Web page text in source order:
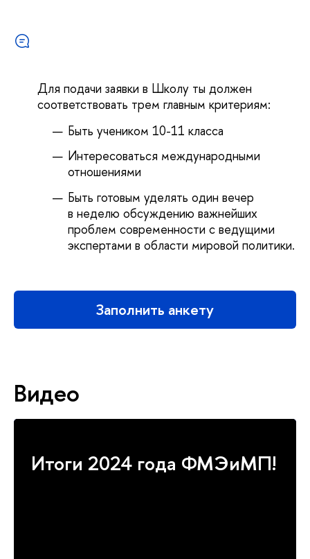
Для подачи заявки в Школу ты должен
соответствовать трем главным критериям:
Быть учеником 10-11 класса
Интересоваться международными
отношениями
Быть готовым уделять один вечер
в неделю обсуждению важнейших
проблем современности с ведущими
экспертами в области мировой политики.
Заполнить анкету
Видео
Итоги 2024 года ФМЭиМП!